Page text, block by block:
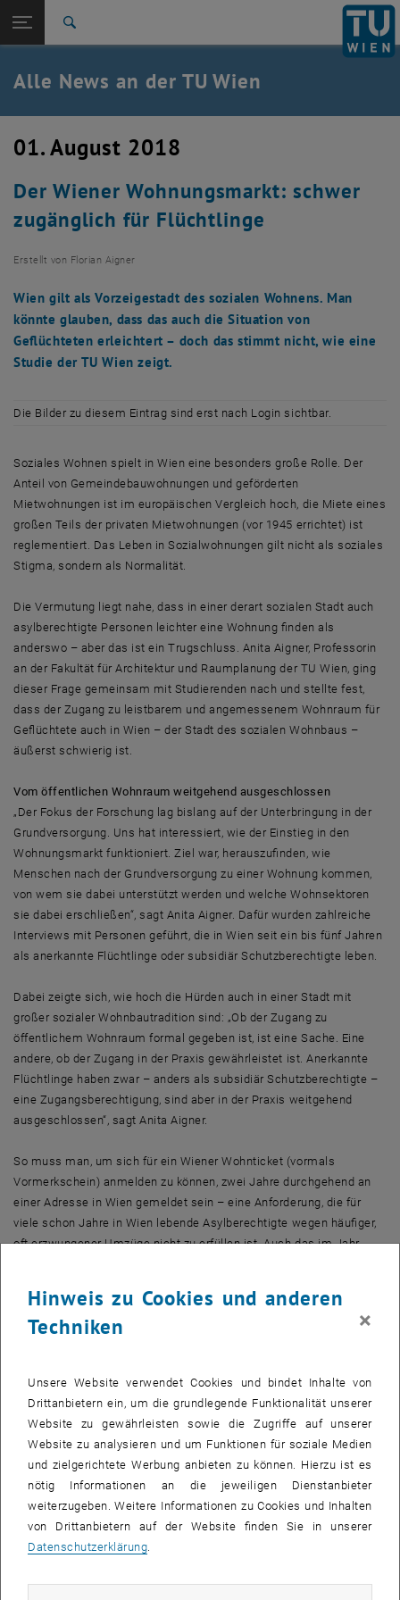
TU Login
Quicklinks
Quicklinks-Menü umschalten
Studium
Karriere
Zurück: Subseiten von TU Wien Startseite auflisten
Zurück zur letzten Ebene:
TU Wien Startseite
Übersicht
Alle News an der TU Wien
01. August 2018
Der Wiener Wohnungsmarkt: schwer
zugänglich für Flüchtlinge
Erstellt von Florian Aigner
Wien gilt als Vorzeigestadt des sozialen Wohnens. Man
könnte glauben, dass das auch die Situation von
Geflüchteten erleichtert – doch das stimmt nicht, wie eine
Studie der TU Wien zeigt.
Die Bilder zu diesem Eintrag sind erst nach Login sichtbar.
Soziales Wohnen spielt in Wien eine besonders große Rolle. Der
Anteil von Gemeindebauwohnungen und geförderten
Mietwohnungen ist im europäischen Vergleich hoch, die Miete eines
großen Teils der privaten Mietwohnungen (vor 1945 errichtet) ist
reglementiert. Das Leben in Sozialwohnungen gilt nicht als soziales
Stigma, sondern als Normalität.
Die Vermutung liegt nahe, dass in einer derart sozialen Stadt auch
asylberechtigte Personen leichter eine Wohnung finden als
anderswo – aber das ist ein Trugschluss. Anita Aigner, Professorin
an der Fakultät für Architektur und Raumplanung der TU Wien, ging
dieser Frage gemeinsam mit Studierenden nach und stellte fest,
dass der Zugang zu leistbarem und angemessenem Wohnraum für
Geflüchtete auch in Wien – der Stadt des sozialen Wohnbaus –
äußerst schwierig ist.
Vom öffentlichen Wohnraum weitgehend ausgeschlossen
„Der Fokus der Forschung lag bislang auf der Unterbringung in der
Grundversorgung. Uns hat interessiert, wie der Einstieg in den
Wohnungsmarkt funktioniert. Ziel war, herauszufinden, wie
Menschen nach der Grundversorgung zu einer Wohnung kommen,
von wem sie dabei unterstützt werden und welche Wohnsektoren
sie dabei erschließen“, sagt Anita Aigner. Dafür wurden zahlreiche
Interviews mit Personen geführt, die in Wien seit ein bis fünf Jahren
als anerkannte Flüchtlinge oder subsidiär Schutzberechtigte leben.
Dabei zeigte sich, wie hoch die Hürden auch in einer Stadt mit
großer sozialer Wohnbautradition sind: „Ob der Zugang zu
öffentlichem Wohnraum formal gegeben ist, ist eine Sache. Eine
andere, ob der Zugang in der Praxis gewährleistet ist. Anerkannte
Flüchtlinge haben zwar – anders als subsidiär Schutzberechtigte –
eine Zugangsberechtigung, sind aber in der Praxis weitgehend
ausgeschlossen“, sagt Anita Aigner.
So muss man, um sich für ein Wiener Wohnticket (vormals
Vormerkschein) anmelden zu können, zwei Jahre durchgehend an
einer Adresse in Wien gemeldet sein – eine Anforderung, die für
viele schon Jahre in Wien lebende Asylberechtigte wegen häufiger,
oft erzwungener Umzüge nicht zu erfüllen ist. Auch das im Jahr
Warteliste für Gemeindewohnungen um drei Monate pro fünf Jahre
Meldezeit (maximal 9 Monate), was neu Zugewanderte in der
Familien oder Frauen mit Kindern“, sagt Anita Aigner. Allerdings wird
im Rahmen der sozialen Wohnungsvergabe, wo Sozialarbeiter_innen
in den Prozess der Vergabe eingebunden sind, nur eine sehr geringe
Anzahl von Gemeindewohnungen vergeben – meist schlechtere, die
von anderen abgelehnt worden sind.
Diskriminierung und Ausbeutung auf dem privaten
Mietwohnungsmarkt
Auch der private Wohnungsmarkt ist für Flüchtlinge schwer
Hinweis zu Cookies und anderen
Techniken
×
Unsere Website verwendet Cookies und bindet Inhalte von
Drittanbietern ein, um die grundlegende Funktionalität unserer
Website zu gewährleisten sowie die Zugriffe auf unserer
Website zu analysieren und um Funktionen für soziale Medien
und zielgerichtete Werbung anbieten zu können. Hierzu ist es
nötig Informationen an die jeweiligen Dienstanbieter
weiterzugeben. Weitere Informationen zu Cookies und Inhalten
von Drittanbietern auf der Website finden Sie in unserer
Datenschutzerklärung.